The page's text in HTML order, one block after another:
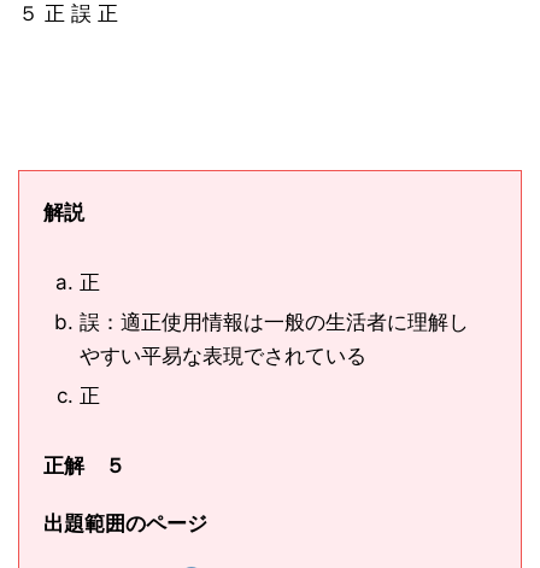
５ 正 誤 正
解説
正
誤：適正使用情報は一般の生活者に理解し
やすい平易な表現でされている
正
正解 ５
出題範囲のページ